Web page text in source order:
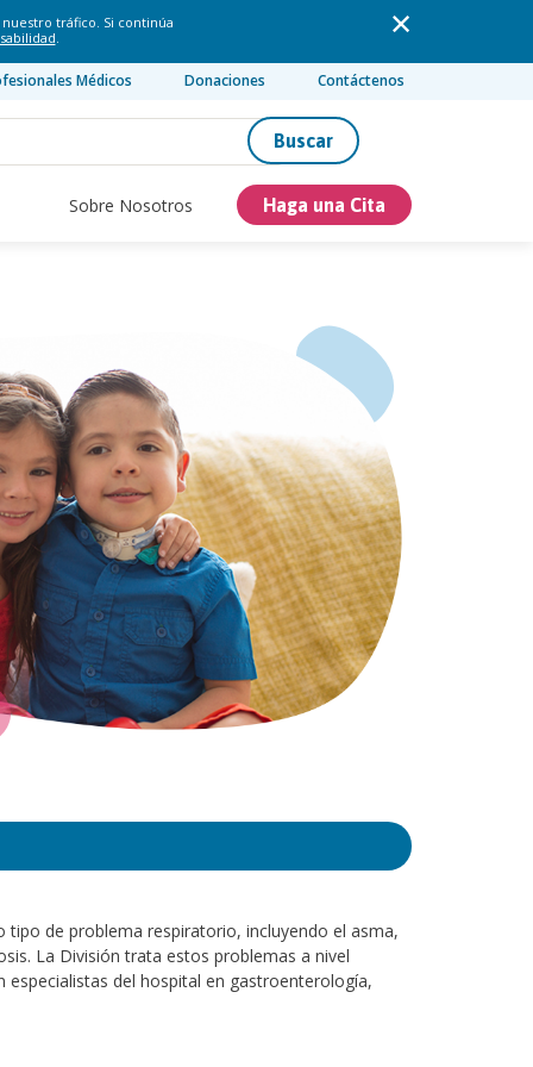
tráfico. Si continúa
.
Médicos Donaciones Contáctenos
Buscar
Sobre Nosotros Haga una Cita
de problema respiratorio, incluyendo el asma,
La División trata estos problemas a nivel
del hospital en gastroenterología,